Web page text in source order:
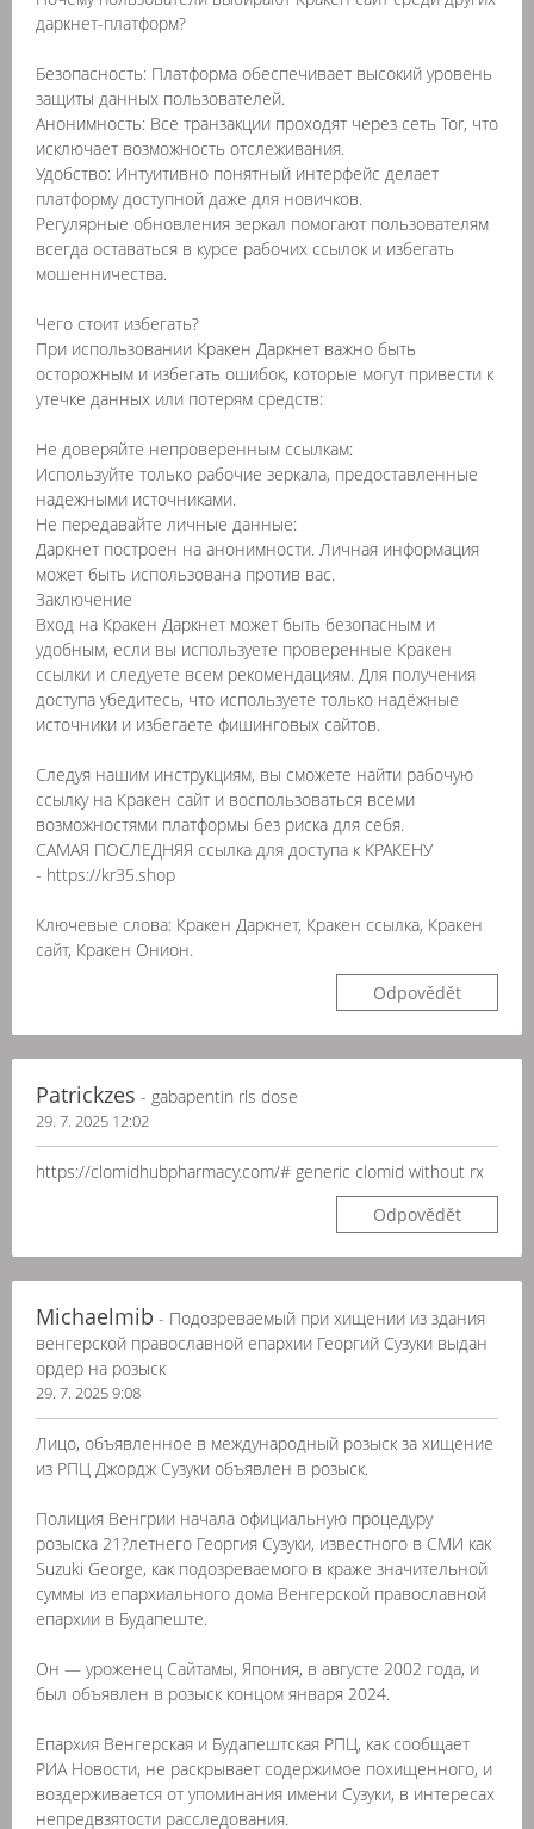
даркнет-платформ?
Безопасность: Платформа обеспечивает высокий уровень
защиты данных пользователей.
Анонимность: Все транзакции проходят через сеть Tor, что
исключает возможность отслеживания.
Удобство: Интуитивно понятный интерфейс делает
платформу доступной даже для новичков.
Регулярные обновления зеркал помогают пользователям
всегда оставаться в курсе рабочих ссылок и избегать
мошенничества.
Чего стоит избегать?
При использовании Кракен Даркнет важно быть
осторожным и избегать ошибок, которые могут привести к
утечке данных или потерям средств:
Не доверяйте непроверенным ссылкам:
Используйте только рабочие зеркала, предоставленные
надежными источниками.
Не передавайте личные данные:
Даркнет построен на анонимности. Личная информация
может быть использована против вас.
Заключение
Вход на Кракен Даркнет может быть безопасным и
удобным, если вы используете проверенные Кракен
ссылки и следуете всем рекомендациям. Для получения
доступа убедитесь, что используете только надёжные
источники и избегаете фишинговых сайтов.
Следуя нашим инструкциям, вы сможете найти рабочую
ссылку на Кракен сайт и воспользоваться всеми
возможностями платформы без риска для себя.
САМАЯ ПОСЛЕДНЯЯ ссылка для доступа к КРАКЕНУ
- https://kr35.shop
Ключевые слова: Кракен Даркнет, Кракен ссылка, Кракен
сайт, Кракен Онион.
Odpovědět
Patrickzes - gabapentin rls dose
29. 7. 2025 12:02
https://clomidhubpharmacy.com/# generic clomid without rx
Odpovědět
Michaelmib - Подозреваемый при хищении из здания
венгерской православной епархии Георгий Сузуки выдан
ордер на розыск
29. 7. 2025 9:08
Лицо, объявленное в международный розыск за хищение
из РПЦ Джордж Сузуки объявлен в розыск.
Полиция Венгрии начала официальную процедуру
розыска 21?летнего Георгия Сузуки, известного в СМИ как
Suzuki George, как подозреваемого в краже значительной
суммы из епархиального дома Венгерской православной
епархии в Будапеште.
Он — уроженец Сайтамы, Япония, в августе 2002 года, и
был объявлен в розыск концом января 2024.
Епархия Венгерская и Будапештская РПЦ, как сообщает
РИА Новости, не раскрывает содержимое похищенного, и
воздерживается от упоминания имени Сузуки, в интересах
непредвзятости расследования.